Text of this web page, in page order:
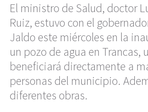
El ministro de Salud, doctor
Ruiz, estuvo con el
Jaldo este miércoles en la
un pozo de agua en Trancas,
beneficiará directamente a
personas del municipio.
diferentes obras.